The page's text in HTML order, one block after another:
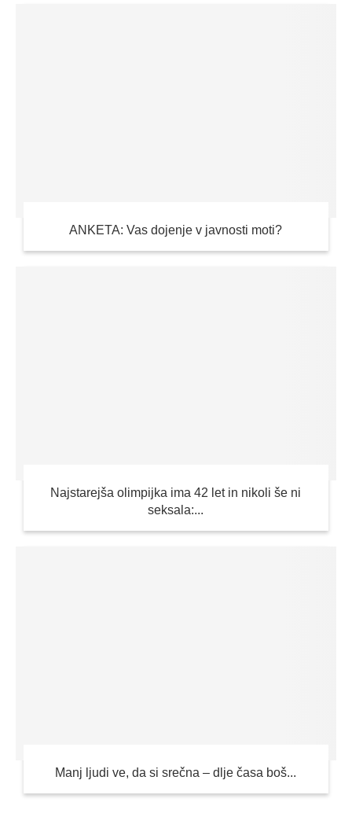
ANKETA: Vas dojenje v javnosti moti?
Najstarejša olimpijka ima 42 let in nikoli še ni
seksala:...
Manj ljudi ve, da si srečna – dlje časa boš...